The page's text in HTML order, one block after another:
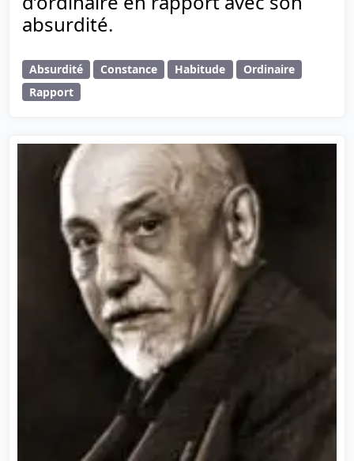
absurdité.
Absurdité Constance Habitude
Ordinaire
Rapport